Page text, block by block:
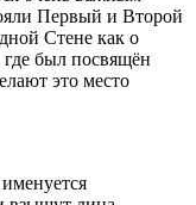
Первый и Второй
Стене как о
был посвящён
это место